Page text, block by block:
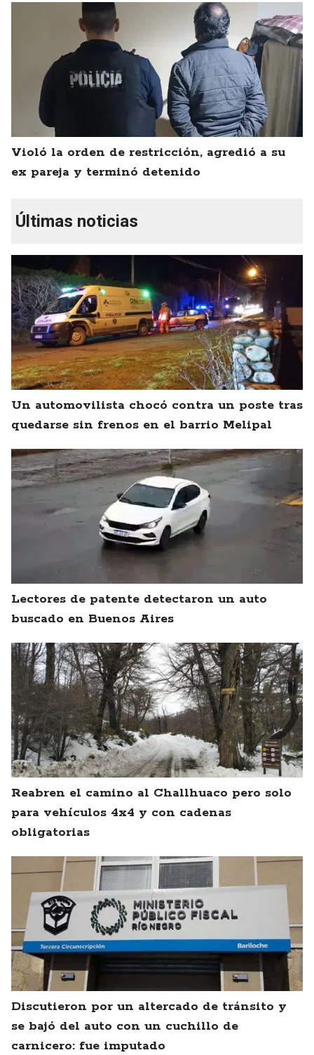
Violó la orden de restricción, agredió a su
ex pareja y terminó detenido
Últimas noticias
Un automovilista chocó contra un poste tras
quedarse sin frenos en el barrio Melipal
Lectores de patente detectaron un auto
buscado en Buenos Aires
Reabren el camino al Challhuaco pero solo
para vehículos 4x4 y con cadenas
obligatorias
Discutieron por un altercado de tránsito y
se bajó del auto con un cuchillo de
carnicero: fue imputado